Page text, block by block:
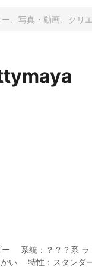
ー 系統：？？？系 ラ
かい 特性：スタンダ